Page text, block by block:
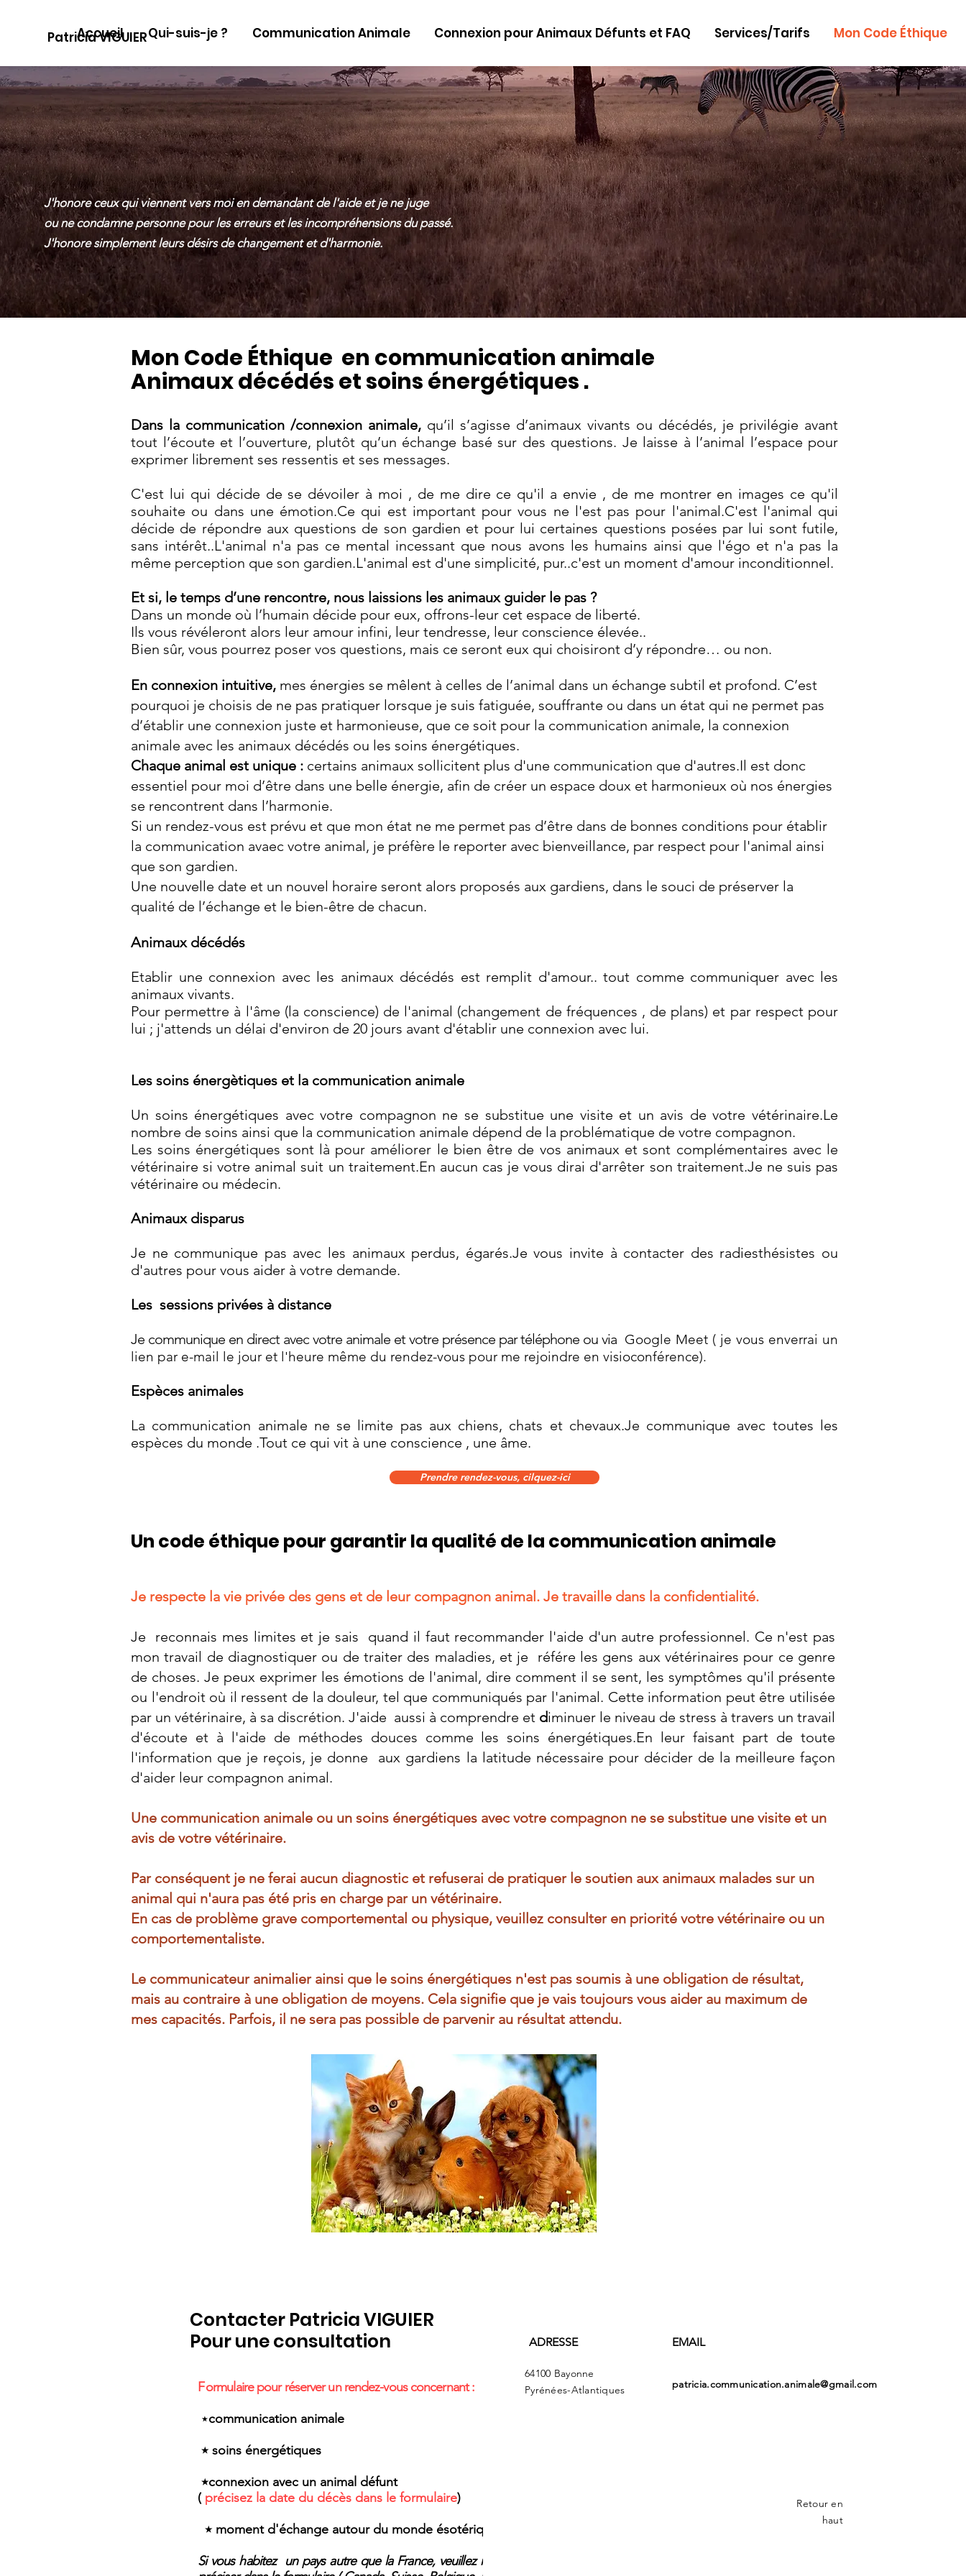
Patricia VIGUIER
Accueil Qui-suis-je ? Communication Animale Connexion pour Animaux Défunts et FAQ Services/Tarifs Mon Code Éthique
J'honore ceux qui viennent vers moi en demandant de l'aide et je ne juge
ou ne condamne personne pour les erreurs et les incompréhensions du passé.
J'honore simplement leurs désirs de changement et d'harmonie.
Mon Code Éthique en communication animale
Animaux décédés et soins énergétiques.
Dans la communication /connexion animale, qu’il s’agisse d’animaux vivants ou décédés, je privilégie avant
tout l’écoute et l’ouverture, plutôt qu’un échange basé sur des questions. Je laisse à l’animal l’espace pour
exprimer librement ses ressentis et ses messages.
C'est lui qui décide de se dévoiler à moi , de me dire ce qu'il a envie , de me montrer en images ce qu'il
souhaite ou dans une émotion.Ce qui est important pour vous ne l'est pas pour l'animal.C'est l'animal qui
décide de répondre aux questions de son gardien et pour lui certaines questions posées par lui sont futile,
sans intérêt..L'animal n'a pas ce mental incessant que nous avons les humains ainsi que l'égo et n'a pas la
même perception que son gardien.L'animal est d'une simplicité, pur..c'est un moment d'amour inconditionnel.
Et si, le temps d’une rencontre, nous laissions les animaux guider le pas ?
Dans un monde où l’humain décide pour eux, offrons-leur cet espace de liberté.
Ils vous révéleront alors leur amour infini, leur tendresse, leur conscience élevée..​
Bien sûr, vous pourrez poser vos questions, mais ce seront eux qui choisiront d’y répondre… ou non.
En connexion intuitive, mes énergies se mêlent à celles de l’animal dans un échange subtil et profond. C’est
pourquoi je choisis de ne pas pratiquer lorsque je suis fatiguée, souffrante ou dans un état qui ne permet pas
d’établir une connexion juste et harmonieuse, que ce soit pour la communication animale, la connexion
animale avec les animaux décédés ou les soins énergétiques.
Chaque animal est unique : certains animaux sollicitent plus d'une communication que d'autres.Il est donc
essentiel pour moi d’être dans une belle énergie, afin de créer un espace doux et harmonieux où nos énergies
se rencontrent dans l’harmonie.
Si un rendez-vous est prévu et que mon état ne me permet pas d’être dans de bonnes conditions pour établir
la communication avaec votre animal, je préfère le reporter avec bienveillance, par respect pour l'animal ainsi
que son gardien.
Une nouvelle date et un nouvel horaire seront alors proposés aux gardiens, dans le souci de préserver la
qualité de l’échange et le bien-être de chacun.
Animaux décédés
Etablir une connexion avec les animaux décédés est remplit d'amour.. tout comme communiquer avec les
animaux vivants.
Pour permettre à l'âme (la conscience) de l'animal (changement de fréquences , de plans) et par respect pour
lui ; j'attends un délai d'environ de 20 jours avant d'établir une connexion avec lui.
Les soins énergètiques et la communication animale
Un soins énergétiques avec votre compagnon ne se substitue une visite et un avis de votre vétérinaire.Le
nombre de soins ainsi que la communication animale dépend de la problématique de votre compagnon.
Les soins énergétiques sont là pour améliorer le bien être de vos animaux et sont complémentaires avec le
vétérinaire si votre animal suit un traitement.En aucun cas je vous dirai d'arrêter son traitement.Je ne suis pas
vétérinaire ou médecin.
Animaux disparus
Je ne communique pas avec les animaux perdus, égarés.Je vous invite à contacter des radiesthésistes ou
d'autres pour vous aider à votre demande.
Les sessions privées à distance
Je communique en direct avec votre animale et votre présence par téléphone ou via Google Meet ( je vous enverrai un
lien par e-mail le jour et l'heure même du rendez-vous pour me rejoindre en visioconférence).
Espèces animales
La communication animale ne se limite pas aux chiens, chats et chevaux.Je communique avec toutes les
espèces du monde .Tout ce qui vit à une conscience , une âme.
Prendre rendez-vous, cilquez-ici
Un code éthique pour garantir la qualité de la communication animale
Je respecte la vie privée des gens et de leur compagnon animal. Je travaille dans la confidentialité.
Je reconnais mes limites et je sais quand il faut recommander l'aide d'un autre professionnel. Ce n'est pas
mon travail de diagnostiquer ou de traiter des maladies, et je référe les gens aux vétérinaires pour ce genre
de choses. Je peux exprimer les émotions de l'animal, dire comment il se sent, les symptômes qu'il présente
ou l'endroit où il ressent de la douleur, tel que communiqués par l'animal. Cette information peut être utilisée
par un vétérinaire, à sa discrétion. J'aide aussi à comprendre et diminuer le niveau de stress à travers un travail
d'écoute et à l'aide de méthodes douces comme les soins énergétiques.En leur faisant part de toute
l'information que je reçois, je donne aux gardiens la latitude nécessaire pour décider de la meilleure façon
d'aider leur compagnon animal.
Une communication animale ou un soins énergétiques avec votre compagnon ne se substitue une visite et un
avis de votre vétérinaire.
Par conséquent je ne ferai aucun diagnostic et refuserai de pratiquer le soutien aux animaux malades sur un
animal qui n'aura pas été pris en charge par un vétérinaire.
En cas de problème grave comportemental ou physique, veuillez consulter en priorité votre vétérinaire ou un
comportementaliste.
Le communicateur animalier ainsi que le soins énergétiques n'est pas soumis à une obligation de résultat,
mais au contraire à une obligation de moyens. Cela signifie que je vais toujours vous aider au maximum de
mes capacités. Parfois, il ne sera pas possible de parvenir au résultat attendu.​​
Contacter Patricia VIGUIER
Pour une consultation
Formulaire pour réserver un rendez-vous concernant :
٭communication animale ​​
٭ soins énergétiques​
٭connexion avec un animal défunt
( précisez la date du décès dans le formulaire)​
٭ moment d'échange autour du monde ésotérique
Si vous habitez un pays autre que la France, veuillez me le
ADRESSE
64100 Bayonne
Pyrénées-Atlantiques
EMAIL
patricia.communication.animale@gmail.com
Retour en
haut